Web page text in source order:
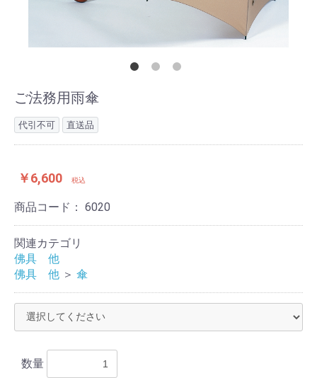
ご法務用雨傘
代引不可 直送品
￥6,600 税込
商品コード： 6020
関連カテゴリ
佛具 他
佛具 他 ＞ 傘
数量